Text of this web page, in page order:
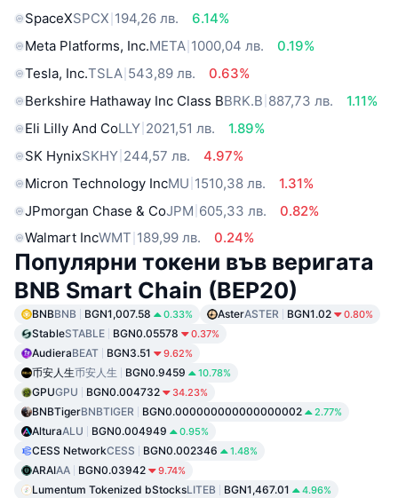
SpaceXSPCX 194,26 лв.
6.14%
Meta Platforms, Inc.META 1000,04 лв.
0.19%
Tesla, Inc.TSLA 543,89 лв.
0.63%
Berkshire Hathaway Inc Class BBRK.B 887,73 лв.
1.11%
Eli Lilly And CoLLY 2021,51 лв.
1.89%
SK HynixSKHY 244,57 лв.
4.97%
Micron Technology IncMU 1510,38 лв.
1.31%
JPmorgan Chase & CoJPM 605,33 лв.
0.82%
Walmart IncWMT 189,99 лв. 0.24%
Популярни токени във веригата
BNB Smart Chain (BEP20)
BNBBNB BGN1,007.58 0.33% AsterASTER BGN1.02 0.80%
StableSTABLE BGN0.05578 0.37%
AudieraBEAT BGN3.51 9.62%
币安人生币安人生 BGN0.9459 10.78%
GPUGPU BGN0.004732 34.23%
BNBTigerBNBTIGER BGN0.000000000000000002 2.77%
AlturaALU BGN0.004949 0.95%
CESS NetworkCESS BGN0.002346 1.48%
ARAIAA BGN0.03942 9.74%
Lumentum Tokenized bStocksLITEB BGN1,467.01 4.96%